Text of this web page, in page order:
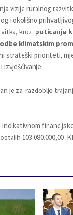
vizije ruralnog
i okolišno
kroz: poticanje
klimatskim
strateški prioriteti,
izvješćivanje.
je za razdoblje
103.080.000,00